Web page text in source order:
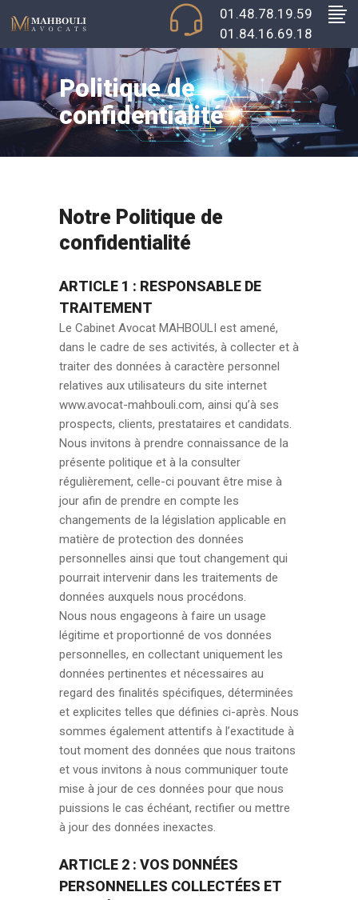
01.48.78.19.59
01.84.16.69.18
Politique de
confidentialité
Notre Politique de
confidentialité
ARTICLE 1 : RESPONSABLE DE
TRAITEMENT
Le Cabinet Avocat MAHBOULI est amené,
dans le cadre de ses activités, à collecter et à
traiter des données à caractère personnel
relatives aux utilisateurs du site internet
www.avocat-mahbouli.com, ainsi qu’à ses
prospects, clients, prestataires et candidats.
Nous invitons à prendre connaissance de la
présente politique et à la consulter
régulièrement, celle-ci pouvant être mise à
jour afin de prendre en compte les
changements de la législation applicable en
matière de protection des données
personnelles ainsi que tout changement qui
pourrait intervenir dans les traitements de
données auxquels nous procédons.
Nous nous engageons à faire un usage
légitime et proportionné de vos données
personnelles, en collectant uniquement les
données pertinentes et nécessaires au
regard des finalités spécifiques, déterminées
et explicites telles que définies ci-après. Nous
sommes également attentifs à l’exactitude à
tout moment des données que nous traitons
et vous invitons à nous communiquer toute
mise à jour de ces données pour que nous
puissions le cas échéant, rectifier ou mettre
à jour des données inexactes.
ARTICLE 2 : VOS DONNÉES
PERSONNELLES COLLECTÉES ET